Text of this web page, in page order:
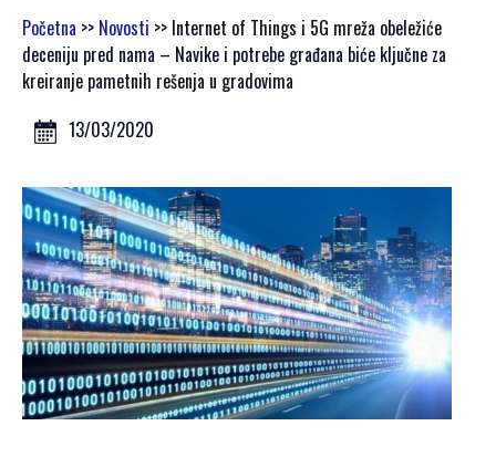
GALERIJA 2021
GALERIJA 2020
OPŠTE
KAKO SE
REGISTROVATI
KAKO DOĆI
SMJEŠTAJ
AKREDITACIJA
MEDIJA
VIZUALI ZA
ŠTAMPU
Početna >> Novosti >> Internet of Things i 5G mreža obeležiće
deceniju pred nama – Navike i potrebe građana biće ključne za
kreiranje pametnih rešenja u gradovima
13/03/2020